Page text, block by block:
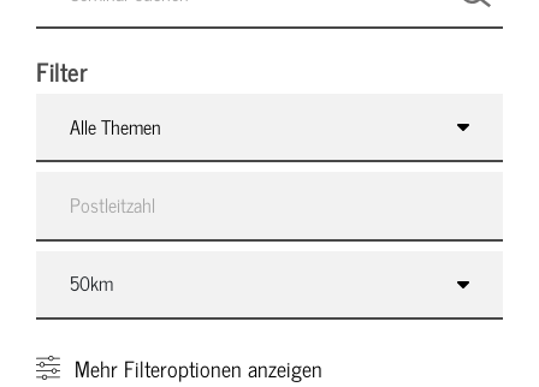
Filter
Alle Themen
Mehr Filteroptionen anzeigen